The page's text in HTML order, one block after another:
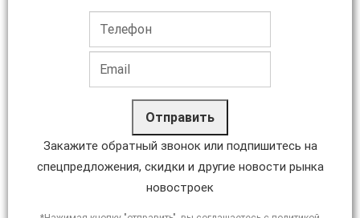
Отправить
Закажите обратный звонок или подпишитесь на
спецпредложения, скидки и другие новости рынка
новостроек